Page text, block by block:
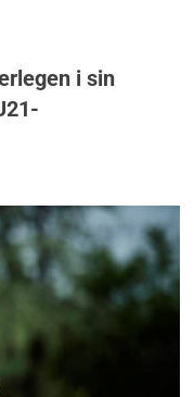
i sin